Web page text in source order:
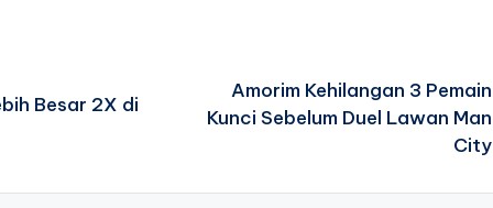
Besar 2X di
Amorim Kehilangan 3 Pemain
Kunci Sebelum Duel Lawan Man
City